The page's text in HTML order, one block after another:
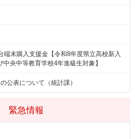
緊急情報
端末購入支援金【令和8年度県立高校新入
央中等教育学校4年進級生対象】
公表について（統計課）